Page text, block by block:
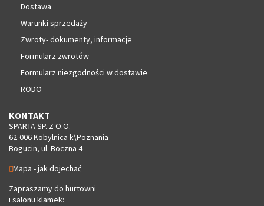
Dostawa
Warunki sprzedaży
Zwroty- dokumenty, informacje
Formularz zwrotów
Formularz niezgodności w dostawie
RODO
KONTAKT
SPARTA SP. Z O.O.
62-006 Kobylnica k\Poznania
Bogucin, ul. Boczna 4
Mapa - jak dojechać
Zapraszamy do hurtowni
i salonu klamek: